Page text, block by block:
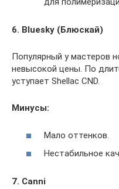
6. Bluesky (Блюскай)
Популярный у мастеров
невысокой цены. По
уступает Shellac CND.
Минусы:
Мало оттенков.
Нестабильное
7. Canni